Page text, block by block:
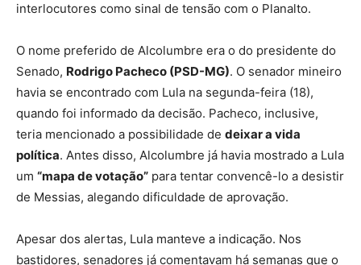
interlocutores como sinal de tensão com o Planalto.
O nome preferido de Alcolumbre era o do presidente do
Senado, Rodrigo Pacheco (PSD-MG). O senador mineiro
havia se encontrado com Lula na segunda-feira (18),
quando foi informado da decisão. Pacheco, inclusive,
teria mencionado a possibilidade de deixar a vida
política. Antes disso, Alcolumbre já havia mostrado a Lula
um “mapa de votação” para tentar convencê-lo a desistir
de Messias, alegando dificuldade de aprovação.
Apesar dos alertas, Lula manteve a indicação. Nos
bastidores, senadores já comentavam há semanas que o